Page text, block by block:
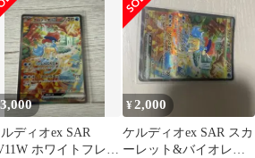
3,000
ディオex SAR
ホワイトフレア
¥2,000
ケルディオex SAR スカ
ーレット&バイオレッ